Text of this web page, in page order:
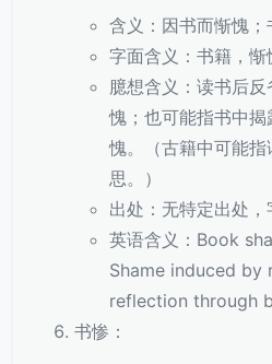
含义：因书而惭愧；
字面含义：书籍，惭
臆想含义：读书后
愧；也可能指书中
愧。（古籍中可能
思。）
出处：无特定出处，
英语含义：Book
Shame induced by
reflection through
书惨：